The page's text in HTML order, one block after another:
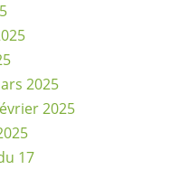
2025
2025
17